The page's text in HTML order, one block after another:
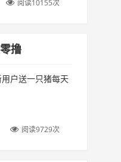
阅读10155次
撸
户送一只猪每天
阅读9729次